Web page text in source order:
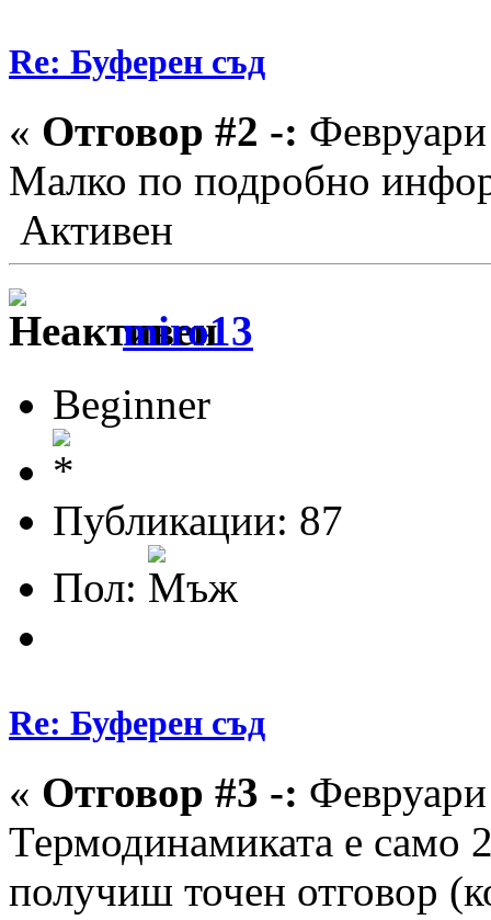
Re: Буферен съд
« Отговор #2 -:
Малко по подробно
Активен
miro13
Beginner
Публикации: 87
Пол:
Re: Буферен съд
« Отговор #3 -:
Термодинамиката е само
получиш точен отговор